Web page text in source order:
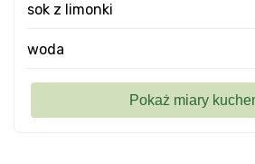
sok z limonki
woda